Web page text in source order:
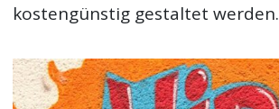
kostengünstig gestaltet werden.